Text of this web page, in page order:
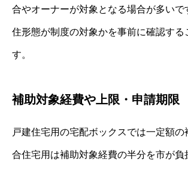
合やオーナーが対象となる場合が多いで
住形態が制度の対象かを事前に確認する
す。
補助対象経費や上限・申請期限
戸建住宅用の宅配ボックスでは一定額
合住宅用は補助対象経費の半分を市が負